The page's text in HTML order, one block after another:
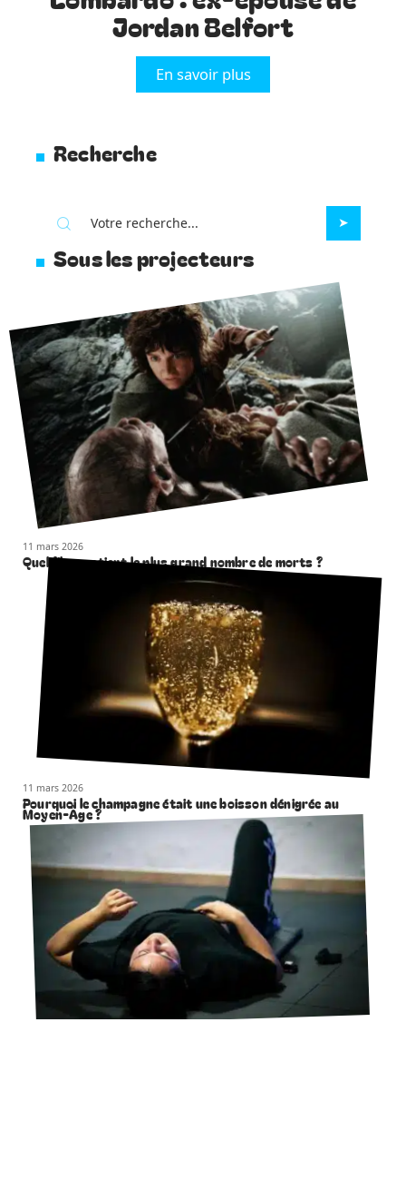
Jordan Belfort
En savoir plus
Recherche
Sous les projecteurs
11 mars 2026
Quel film contient le plus grand nombre de morts ?
11 mars 2026
Pourquoi le champagne était une boisson dénigrée au
Moyen-Âge ?